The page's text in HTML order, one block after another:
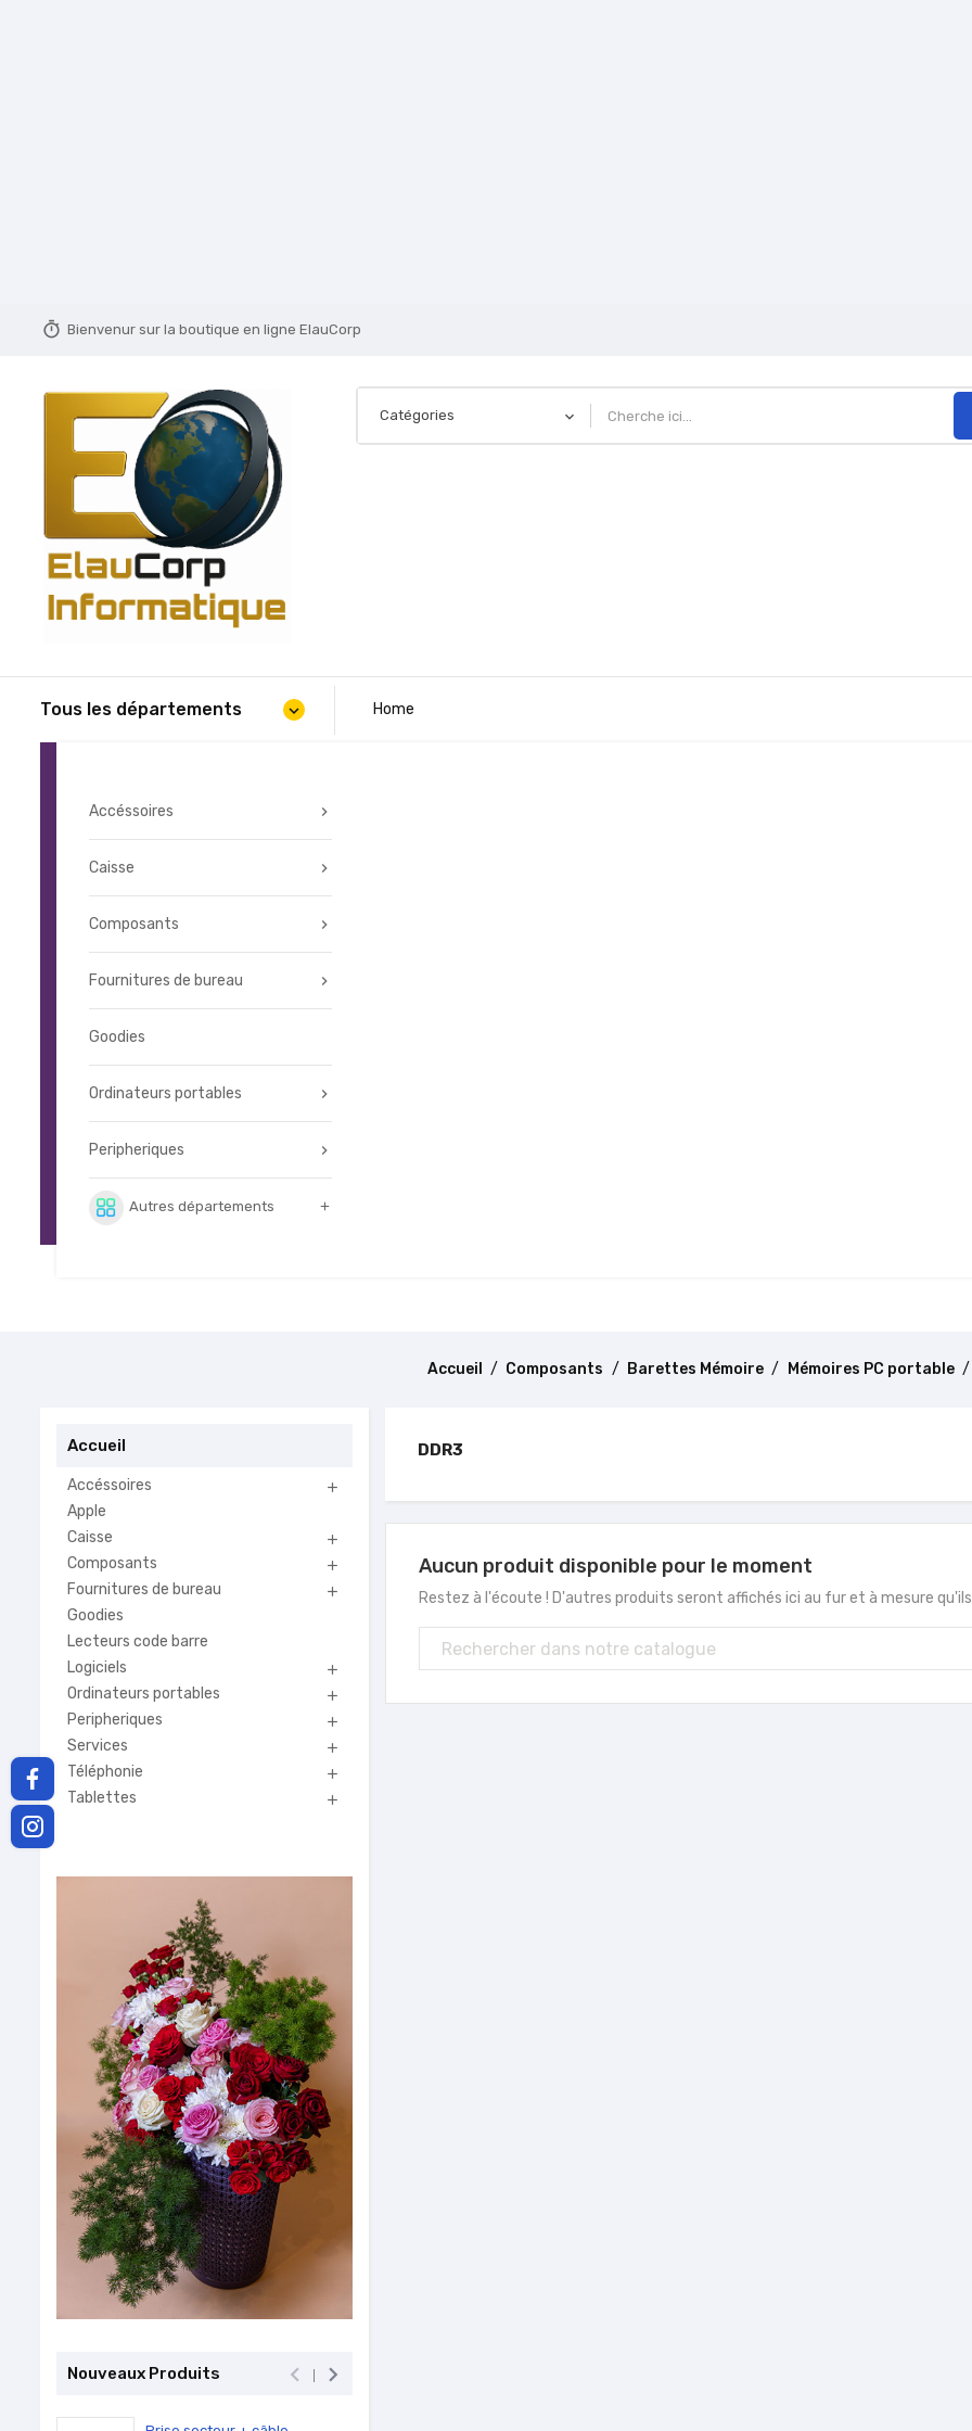
timer Bienvenur sur la boutique en ligne ElauCorp
Home
Tous les départements expand_more
Accéssoires
Caisse
Composants
Fournitures de bureau
Goodies
Ordinateurs portables
Peripheriques
Autres départements 
Accueil Composants Barettes Mémoire Mémoires PC portable
Accueil
Accéssoires 
Apple
Caisse

Composants 
Fournitures de bureau 
Goodies
Lecteurs code barre
Logiciels

Ordinateurs portables 
Peripheriques 
Services 
Téléphonie 
Tablettes 
Nouveaux Produits  
DDR3
Aucun produit disponible pour le moment
Restez à l'écoute ! D'autres produits seront affichés ici au fur et à mesure